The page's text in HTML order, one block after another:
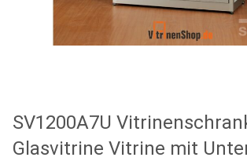
SV1200A7U
Glasvitrine Vitrine mit